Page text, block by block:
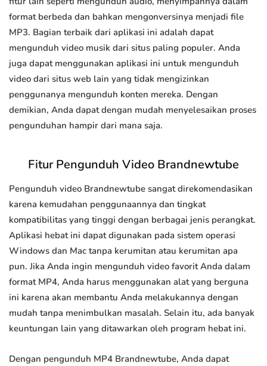
format berbeda dan bahkan mengonversinya menjadi file
MP3. Bagian terbaik dari aplikasi ini adalah dapat
mengunduh video musik dari situs paling populer. Anda
juga dapat menggunakan aplikasi ini untuk mengunduh
video dari situs web lain yang tidak mengizinkan
penggunanya mengunduh konten mereka. Dengan
demikian, Anda dapat dengan mudah menyelesaikan proses
pengunduhan hampir dari mana saja.
Fitur Pengunduh Video Brandnewtube
Pengunduh video Brandnewtube sangat direkomendasikan
karena kemudahan penggunaannya dan tingkat
kompatibilitas yang tinggi dengan berbagai jenis perangkat.
Aplikasi hebat ini dapat digunakan pada sistem operasi
Windows dan Mac tanpa kerumitan atau kerumitan apa
pun. Jika Anda ingin mengunduh video favorit Anda dalam
format MP4, Anda harus menggunakan alat yang berguna
ini karena akan membantu Anda melakukannya dengan
mudah tanpa menimbulkan masalah. Selain itu, ada banyak
keuntungan lain yang ditawarkan oleh program hebat ini.
Dengan pengunduh MP4 Brandnewtube, Anda dapat